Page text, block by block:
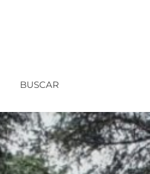
BUSCAR